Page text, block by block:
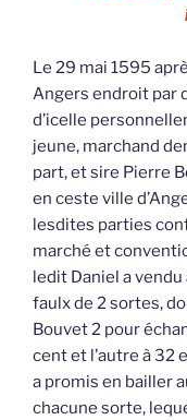
Le 29 mai 1595
Angers endroit par
d’icelle
jeune, marchand
part, et sire Pierre
en ceste ville
lesdites parties
marché et
ledit Daniel a
faulx de 2 sortes,
Bouvet 2 pour
cent et l’autre à 32
a promis en bailler
chacune sorte,